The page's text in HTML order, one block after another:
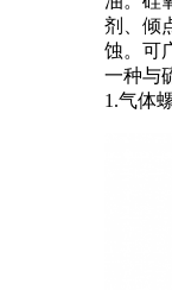
剂、倾
蚀。可
一种与
1.气体